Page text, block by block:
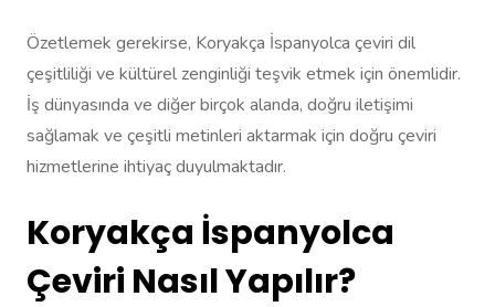
Özetlemek gerekirse, Koryakça İspanyolca çeviri dil
çeşitliliği ve kültürel zenginliği teşvik etmek için önemlidir.
İş dünyasında ve diğer birçok alanda, doğru iletişimi
sağlamak ve çeşitli metinleri aktarmak için doğru çeviri
hizmetlerine ihtiyaç duyulmaktadır.
Koryakça İspanyolca
Çeviri Nasıl Yapılır?